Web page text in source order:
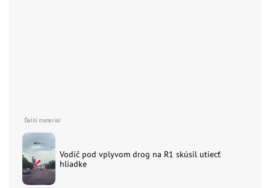
Vodič pod vplyvom drog na R1 skúsil utiecť
hliadke